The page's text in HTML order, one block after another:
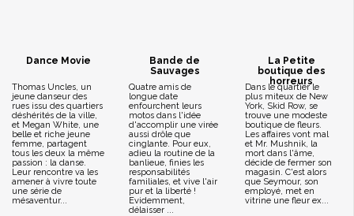
Dance Movie
Thomas Uncles, un
jeune danseur des
rues issu des quartiers
déshérités de la ville,
et Megan White, une
belle et riche jeune
femme, partagent
tous les deux la même
passion : la danse.
Leur rencontre va les
amener à vivre toute
une série de
mésaventur...
Bande de
Sauvages
Quatre amis de
longue date
enfourchent leurs
motos dans l'idée
d'accomplir une virée
aussi drôle que
cinglante. Pour eux,
adieu la routine de la
banlieue, finies les
responsabilités
familiales, et vive l'air
pur et la liberté !
Evidemment,
délaisser ...
La Petite
boutique des
horreurs
Dans le quartier le
plus miteux de New
York, Skid Row, se
trouve une modeste
boutique de fleurs.
Les affaires vont mal
et Mr. Mushnik, la
mort dans l'âme,
décide de fermer son
magasin. C'est alors
que Seymour, son
employé, met en
vitrine une fleur ex...